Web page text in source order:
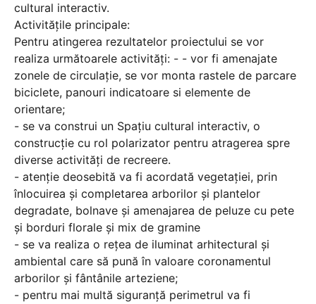
cultural interactiv.
Activităţile principale:
Pentru atingerea rezultatelor proiectului se vor
realiza următoarele activități: - - vor fi amenajate
zonele de circulație, se vor monta rastele de parcare
biciclete, panouri indicatoare si elemente de
orientare;
- se va construi un Spațiu cultural interactiv, o
construcție cu rol polarizator pentru atragerea spre
diverse activități de recreere.
- atenție deosebită va fi acordată vegetației, prin
înlocuirea și completarea arborilor și plantelor
degradate, bolnave și amenajarea de peluze cu pete
și borduri florale și mix de gramine
- se va realiza o rețea de iluminat arhitectural și
ambiental care să pună în valoare coronamentul
arborilor și fântânile arteziene;
- pentru mai multă siguranță perimetrul va fi